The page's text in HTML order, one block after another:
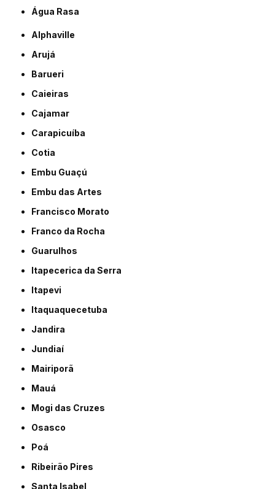
Água Rasa
Alphaville
Arujá
Barueri
Caieiras
Cajamar
Carapicuíba
Cotia
Embu Guaçú
Embu das Artes
Francisco Morato
Franco da Rocha
Guarulhos
Itapecerica da Serra
Itapevi
Itaquaquecetuba
Jandira
Jundiaí
Mairiporã
Mauá
Mogi das Cruzes
Osasco
Poá
Ribeirão Pires
Santa Isabel